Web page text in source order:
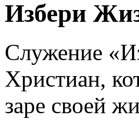
Избери
Служение
Христиан,
заре своей